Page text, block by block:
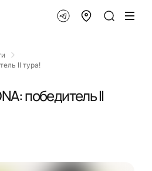
II тура!
победитель II